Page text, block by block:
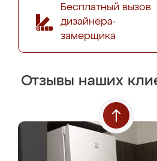
Бесплатный вызов
дизайнера-
замерщика
Отзывы наших